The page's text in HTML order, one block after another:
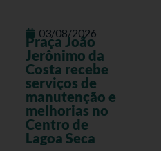
03/08/2026
Praça João
Jerônimo da
Costa recebe
serviços de
manutenção e
melhorias no
Centro de
Lagoa Seca